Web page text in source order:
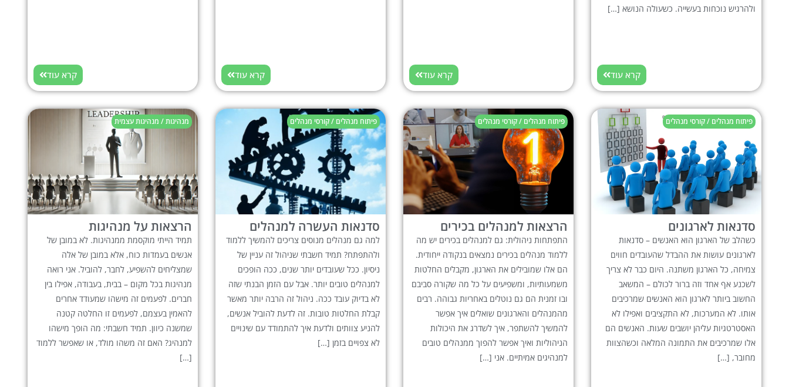
ולהרגיש נוכחות בעשייה. כשעולה הנושא […]
קרא עוד קרא עוד קרא עוד קרא עוד
פיתוח מנהלים / קורסי מנהלים
סדנאות לארגונים
כשהלב של הארגון הוא האנשים – סדנאות
לארגונים עושות את ההבדל שהעובדים חווים
צמיחה, כל הארגון משתנה. היום כבר לא צריך
לשכנע אף אחד וזה ברור לכולם – המשאב
החשוב ביותר לארגון הוא האנשים שמרכיבים
אותו. לא המערכות, לא התקציבים ואפילו לא
האסטרטגיות עליהן יושבים שעות. האנשים הם
אלו שמרכיבים את התמונה המלאה וכשהצוות
מחובר, […]
פיתוח מנהלים / קורסי מנהלים
הרצאות למנהלים בכירים
התפתחות ניהולית: גם למנהלים בכירים יש מה
ללמוד מנהלים בכירים נמצאים בנקודה ייחודית.
הם אלו שמובילים את הארגון, מקבלים החלטות
משמעותיות, ומשפיעים על כל מה שקורה סביבם
ובו זמנית הם גם נוטלים באחריות גבוהה. רבים
מהמנהלים והארגונים שואלים איך אפשר
להמשיך להשתפר, איך לשדרג את היכולות
הניהוליות ואיך אפשר להפוך ממנהלים טובים
למנהיגים אמיתיים. אני […]
פיתוח מנהלים / קורסי מנהלים
סדנאות העשרה למנהלים
למה גם מנהלים מנוסים צריכים להמשיך ללמוד
ולהתפתח? תמיד חשבתי שניהול זה עניין של
ניסיון. ככל שעובדים יותר שנים, ככה הופכים
למנהלים טובים יותר. אבל עם הזמן הבנתי שזה
לא בדיוק עובד ככה. ניהול זה הרבה יותר מאשר
קבלת החלטות טובות. זה לדעת להוביל אנשים,
להניע צוותים ולדעת איך להתמודד עם שינויים
לא צפויים בזמן […]
מנהיגות / מנהיגות עצמית
הרצאות על מנהיגות
תמיד הייתי מוקסמת ממנהיגות. לא במובן של
אנשים בעמדות כוח, אלא במובן של אלה
שמצליחים להשפיע, לחבר, להוביל. אני רואה
מנהיגות בכל מקום – בבית, בעבודה, אפילו בין
חברים. לפעמים זה מישהו שמעודד אחרים
להאמין בעצמם, לפעמים זו החלטה קטנה
שמשנה כיוון. תמיד חשבתי: מה הופך מישהו
למנהיג? האם זה משהו מולד, או שאפשר ללמוד
[…]